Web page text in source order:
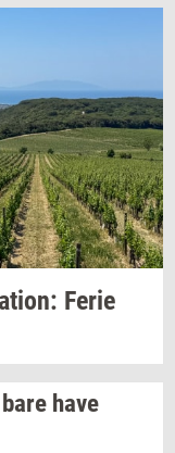
Ferie
have